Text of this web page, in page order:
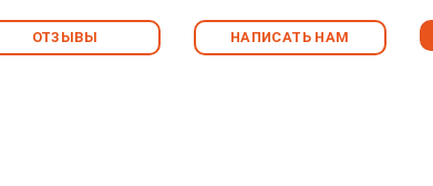
ОТЗЫВЫ НАПИСАТЬ НАМ